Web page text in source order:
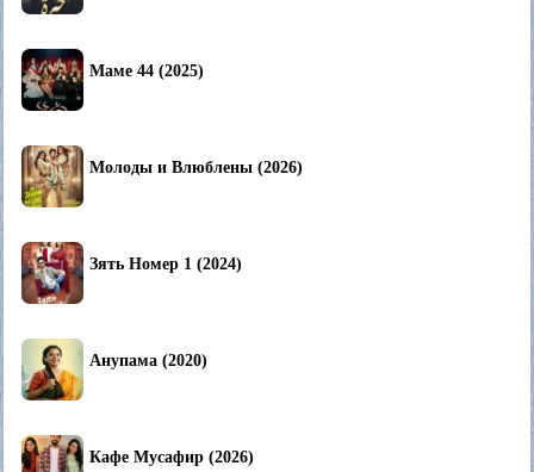
Маме 44 (2025)
Молоды и Влюблены (2026)
Зять Номер 1 (2024)
Анупама (2020)
Кафе Мусафир (2026)